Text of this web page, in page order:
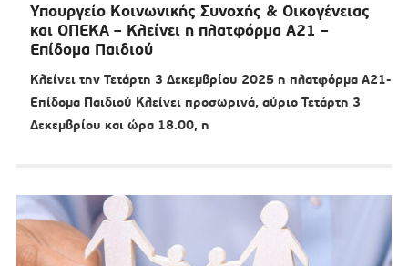
Υπουργείο Κοινωνικής Συνοχής & Οικογένειας
και ΟΠΕΚΑ – Κλείνει η πλατφόρμα Α21 –
Επίδομα Παιδιού
Κλείνει την Τετάρτη 3 Δεκεμβρίου 2025 η πλατφόρμα Α21-
Επίδομα Παιδιού Κλείνει προσωρινά, αύριο Τετάρτη 3
Δεκεμβρίου και ώρα 18.00, η